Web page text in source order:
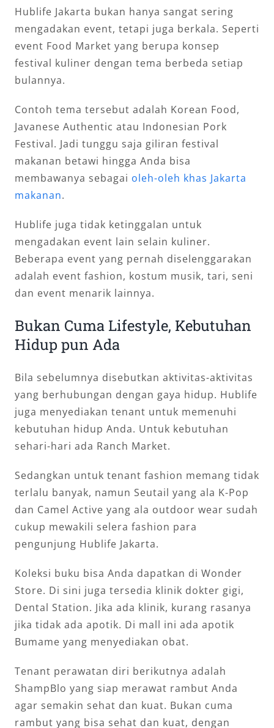
Hublife Jakarta bukan hanya sangat sering
mengadakan event, tetapi juga berkala. Seperti
event Food Market yang berupa konsep
festival kuliner dengan tema berbeda setiap
bulannya.
Contoh tema tersebut adalah Korean Food,
Javanese Authentic atau Indonesian Pork
Festival. Jadi tunggu saja giliran festival
makanan betawi hingga Anda bisa
membawanya sebagai oleh-oleh khas Jakarta
makanan.
Hublife juga tidak ketinggalan untuk
mengadakan event lain selain kuliner.
Beberapa event yang pernah diselenggarakan
adalah event fashion, kostum musik, tari, seni
dan event menarik lainnya.
Bukan Cuma Lifestyle, Kebutuhan
Hidup pun Ada
Bila sebelumnya disebutkan aktivitas-aktivitas
yang berhubungan dengan gaya hidup. Hublife
juga menyediakan tenant untuk memenuhi
kebutuhan hidup Anda. Untuk kebutuhan
sehari-hari ada Ranch Market.
Sedangkan untuk tenant fashion memang tidak
terlalu banyak, namun Seutail yang ala K-Pop
dan Camel Active yang ala outdoor wear sudah
cukup mewakili selera fashion para
pengunjung Hublife Jakarta.
Koleksi buku bisa Anda dapatkan di Wonder
Store. Di sini juga tersedia klinik dokter gigi,
Dental Station. Jika ada klinik, kurang rasanya
jika tidak ada apotik. Di mall ini ada apotik
Bumame yang menyediakan obat.
Tenant perawatan diri berikutnya adalah
ShampBlo yang siap merawat rambut Anda
agar semakin sehat dan kuat. Bukan cuma
rambut yang bisa sehat dan kuat, dengan